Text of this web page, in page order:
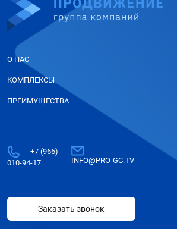
О НАС
КОМПЛЕКСЫ
ПРЕИМУЩЕСТВА
+7 (966)
010-94-17
INFO@PRO-GC.TV
Заказать звонок